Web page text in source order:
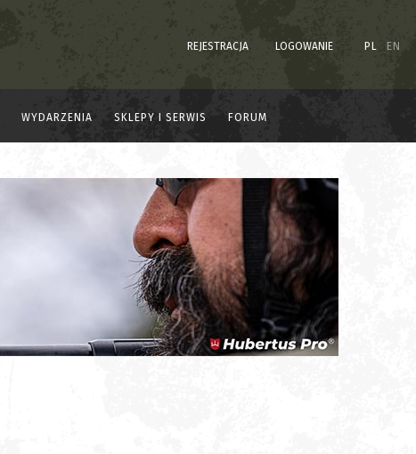
REJESTRACJA LOGOWANIE PL EN
WYDARZENIA SKLEPY I SERWIS FORUM